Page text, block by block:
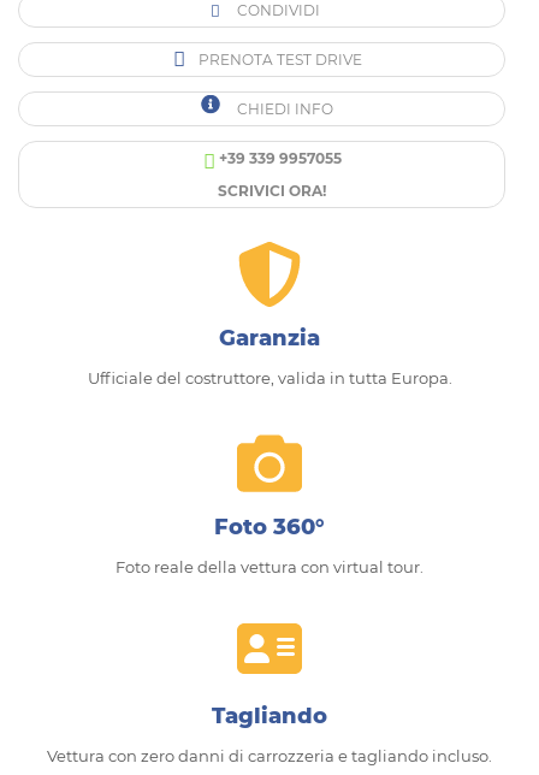
CONDIVIDI
PRENOTA TEST DRIVE
CHIEDI INFO
+39 339 9957055
SCRIVICI ORA!
Garanzia
Ufficiale del costruttore, valida in tutta Europa.
Foto 360°
Foto reale della vettura con virtual tour.
Tagliando
Vettura con zero danni di carrozzeria e tagliando incluso.